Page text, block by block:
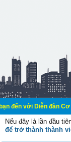
đàn Cơ Điện -
Nếu đây là lần đầu
để trở thành thành